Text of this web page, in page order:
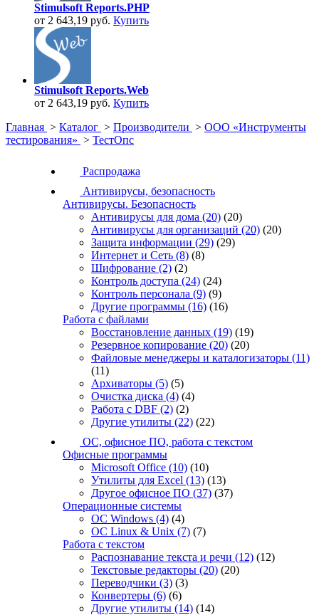
Stimulsoft Reports.PHP
от 2 643,19 руб. Купить
Stimulsoft Reports.Web
от 2 643,19 руб. Купить
Главная > Каталог > Производители > ООО «Инструменты
тестирования» > ТестОпс
Распродажа
Антивирусы, безопасность
Антивирусы. Безопасность
Антивирусы для дома (20) (20)
Антивирусы для организаций (20) (20)
Защита информации (29) (29)
Интернет и Сеть (8) (8)
Шифрование (2) (2)
Контроль доступа (24) (24)
Контроль персонала (9) (9)
Другие программы (16) (16)
Работа с файлами
Восстановление данных (19) (19)
Резервное копирование (20) (20)
Файловые менеджеры и каталогизаторы (11)
(11)
Архиваторы (5) (5)
Очистка диска (4) (4)
Работа с DBF (2) (2)
Другие утилиты (22) (22)
ОС, офисное ПО, работа с текстом
Офисные программы
Microsoft Office (10) (10)
Утилиты для Excel (13) (13)
Другое офисное ПО (37) (37)
Операционные системы
ОС Windows (4) (4)
ОС Linux & Unix (7) (7)
Работа с текстом
Распознавание текста и речи (12) (12)
Текстовые редакторы (20) (20)
Переводчики (3) (3)
Конвертеры (6) (6)
Другие утилиты (14) (14)